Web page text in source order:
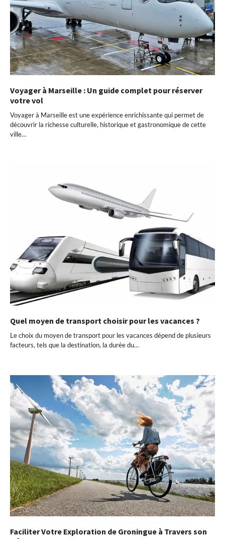
Voyager à Marseille : Un guide complet pour réserver
votre vol
Voyager à Marseille est une expérience enrichissante qui permet de
découvrir la richesse culturelle, historique et gastronomique de cette
ville…
Quel moyen de transport choisir pour les vacances ?
Le choix du moyen de transport pour les vacances dépend de plusieurs
facteurs, tels que la destination, la durée du…
Faciliter Votre Exploration de Groningue à Travers son